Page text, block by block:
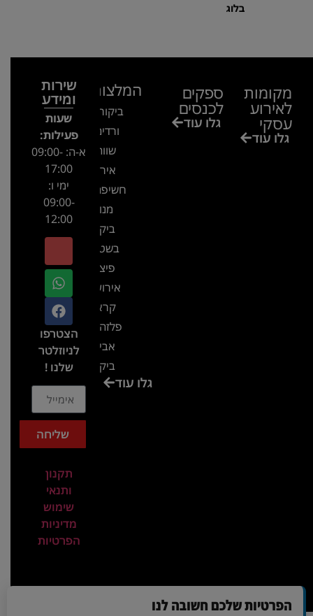
בלוג
מקומות
לאירוע
עסקי
גלו עוד
ספקים
לכנסים
גלו עוד
המלצות
ביקור בגן
ורדים –
שווה!!
אירוע
חשיפה- זיו
מנור
ביקור
בשטח-
פיצ'ר
אירועים
קראון
פלזה תל
אביב-
ביקור
בכנס
המסחרי
והתעשייתי
גלו עוד
שירות
ומידע
שעות
פעילות:
א-ה: 09:00-
17:00
ימי ו:
09:00-
12:00
הצטרפו
לניוזלטר
שלנו !
שליחה
תקנון
ותנאי
שימוש
מדיניות
הפרטיות
הפרטיות שלכם חשובה לנו